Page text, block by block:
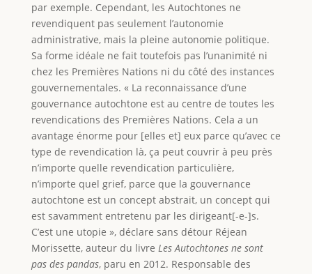
par exemple. Cependant, les Autochtones ne
revendiquent pas seulement l’autonomie
administrative, mais la pleine autonomie politique.
Sa forme idéale ne fait toutefois pas l’unanimité ni
chez les Premières Nations ni du côté des instances
gouvernementales. « La reconnaissance d’une
gouvernance autochtone est au centre de toutes les
revendications des Premières Nations. Cela a un
avantage énorme pour [elles et] eux parce qu’avec ce
type de revendication là, ça peut couvrir à peu près
n’importe quelle revendication particulière,
n’importe quel grief, parce que la gouvernance
autochtone est un concept abstrait, un concept qui
est savamment entretenu par les dirigeant[-e-]s.
C’est une utopie », déclare sans détour Réjean
Morissette, auteur du livre Les Autochtones ne sont
pas des pandas, paru en 2012. Responsable des